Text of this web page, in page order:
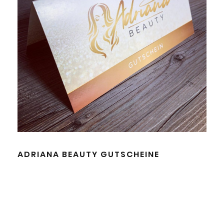
ADRIANA BEAUTY GUTSCHEINE